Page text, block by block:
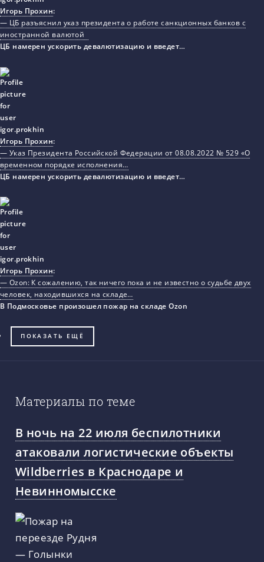
Игорь Прохин:
— ЦБ разъяснил указ президента о работе санкционных банков с
иностранной валютой
ЦБ намерен ускорить девалютизацию и введет…
Игорь Прохин:
— Указ Президента Российской Федерации от 08.08.2022 № 529 «О
временном порядке исполнения…
ЦБ намерен ускорить девалютизацию и введет…
Игорь Прохин:
— Ozon: К сожалению, так ничего пока и не известно о судьбе двух
человек, находившихся на складе…
В Подмосковье произошел пожар на складе Ozon
ПОКАЗАТЬ ЕЩЁ
Материалы по теме
В ночь на 22 июля беспилотники
атаковали логистические объекты
Wildberries в Краснодаре и
Невинномысске